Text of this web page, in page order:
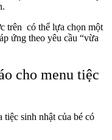
trên có thể lựa chọn một
ứng theo yêu cầu “vừa
cho menu tiệc
sinh nhật của bé có